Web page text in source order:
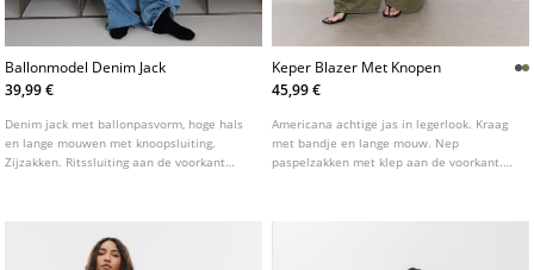
Ballonmodel Denim Jack
39,99 €
Denim jack met ballonpasvorm, hoge hals
en lange mouwen met knoopsluiting.
Zijzakken. Ritssluiting aan de voorkant
Keper Blazer Met Knopen
45,99 €
Americana achtige jas in legerlook. Kraag
met bandje en lange mouw. Nep
paspelzakken met klep aan de voorkant.